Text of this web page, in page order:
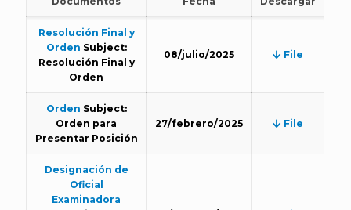
Resolución Final y
Orden Subject:
Resolución Final y
Orden
08/julio/2025 File
Orden Subject:
Orden para
Presentar Posición
27/febrero/2025 File
Designación de
Oficial
Examinadora